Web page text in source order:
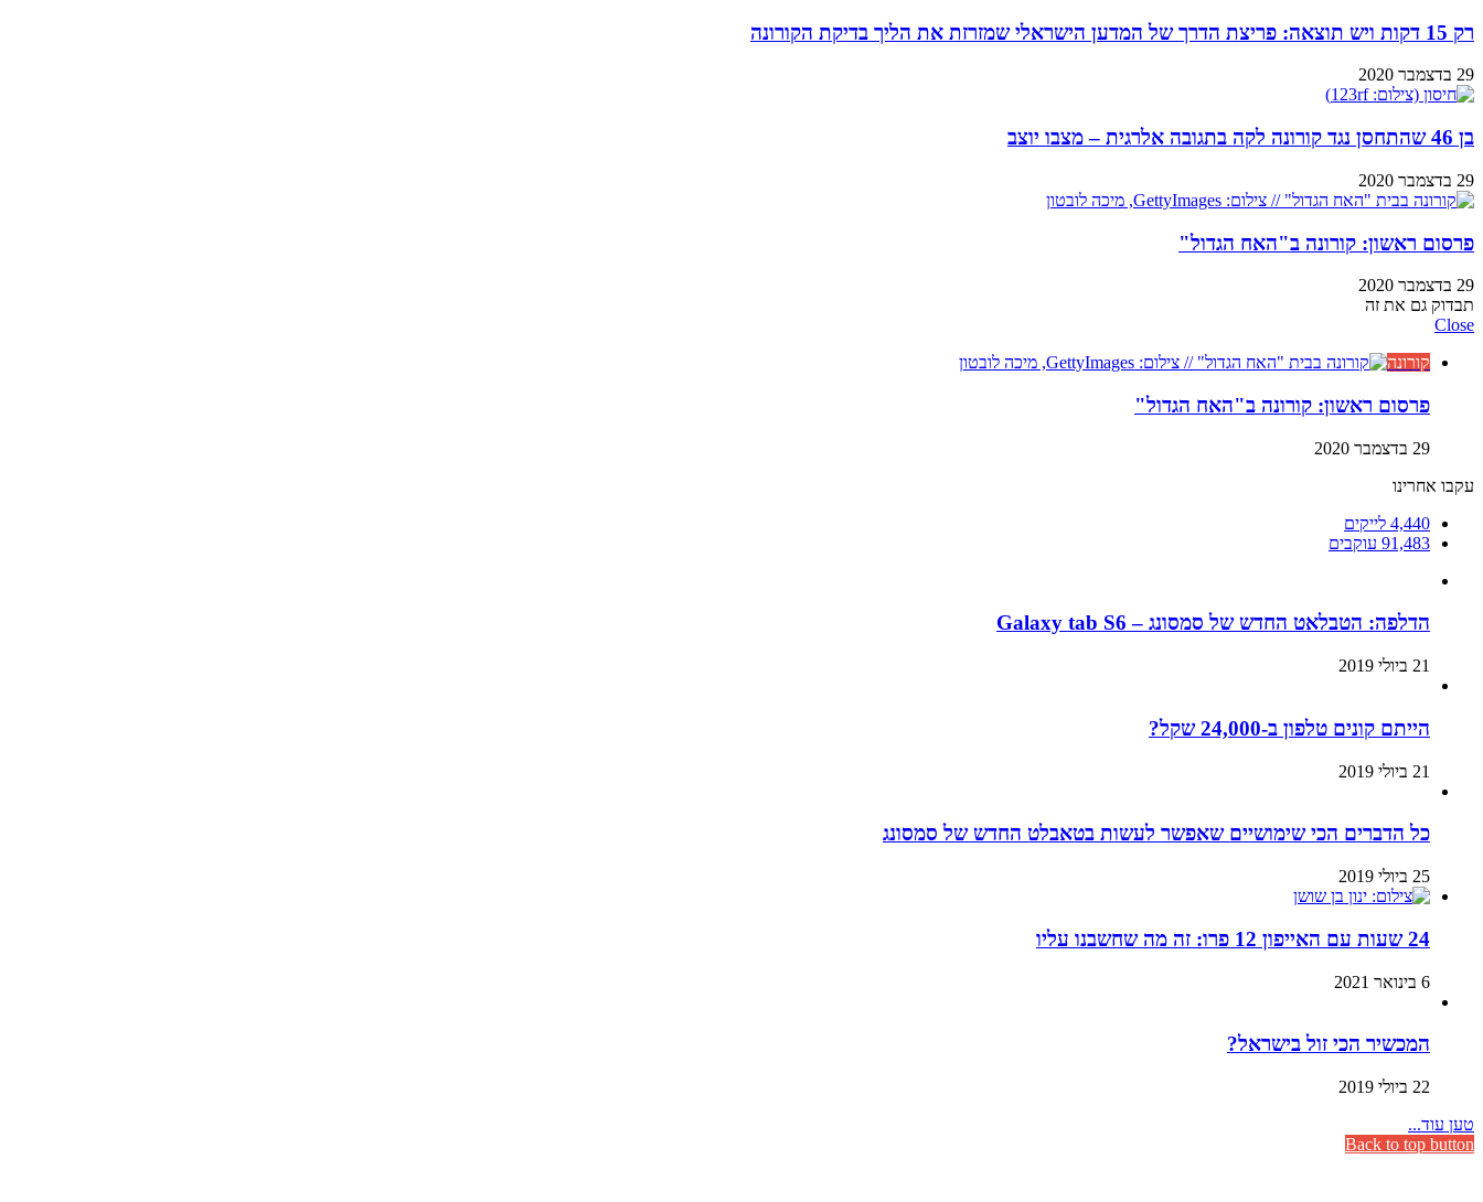
רק 15 דקות ויש תוצאה: פריצת הדרך של המדען הישראלי שמזרזת את הליך בדיקת הקורונה
29 בדצמבר 2020
בן 46 שהתחסן נגד קורונה לקה בתגובה אלרגית – מצבו יוצב
29 בדצמבר 2020
פרסום ראשון: קורונה ב"האח הגדול"
29 בדצמבר 2020
תבדוק גם את זה
Close
קורונה
פרסום ראשון: קורונה ב"האח הגדול"
29 בדצמבר 2020
עקבו אחרינו
4,440 לייקים
91,483 עוקבים
הדלפה: הטבלאט החדש של סמסונג – Galaxy tab S6
21 ביולי 2019
הייתם קונים טלפון ב-24,000 שקל?
21 ביולי 2019
כל הדברים הכי שימושיים שאפשר לעשות בטאבלט החדש של סמסונג
25 ביולי 2019
24 שעות עם האייפון 12 פרו: זה מה שחשבנו עליו
6 בינואר 2021
המכשיר הכי זול בישראל?
22 ביולי 2019
טען עוד...
Back to top button